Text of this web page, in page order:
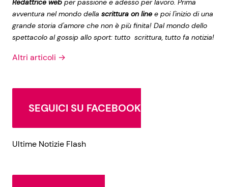
Redattrice web per passione e adesso per lavoro. Prima
avventura nel mondo della scrittura on line e poi l'inizio di una
grande storia d'amore che non è più finita! Dal mondo dello
spettacolo al gossip allo sport: tutto scrittura, tutto fa notizia!
Altri articoli →
SEGUICI SU FACEBOOK
Ultime Notizie Flash